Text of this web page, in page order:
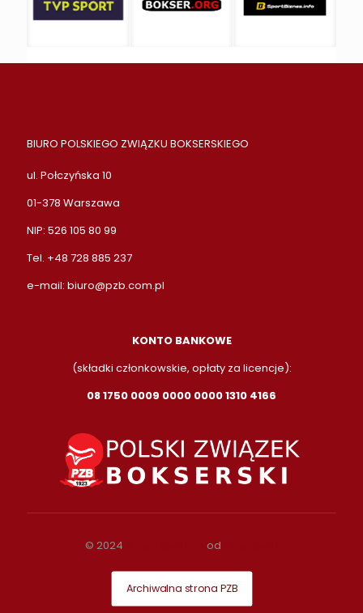
BIURO POLSKIEGO ZWIĄZKU BOKSERSKIEGO
ul. Połczyńska 10
01-378 Warszawa
NIP: 526 105 80 99
Tel. +48 728 885 237
e-mail: biuro@pzb.com.pl
KONTO BANKOWE
(składki członkowskie, opłaty za licencje):
08 1750 0009 0000 0000 1310 4166
© 2024 od
Archiwalna strona PZB